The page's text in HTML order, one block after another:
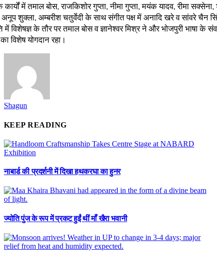
में तमाल बोस, राजकिशोर गुप्ता, नीमा गुप्ता, मयंक यादव, रीमा सक्सेना,
अनूप शुक्ला, अम्बरीश चतुर्वेदी के साथ संगीत पक्ष में अनादि खरे व सांवरे चैन
में विशेषज्ञ के तौर पर तमाल बोस व ज्ञानेश्वर मिश्र ने और भोजपुरी भाषा के
विशेष योगदान रहा।
Shagun
KEEP READING
नाबार्ड की प्रदर्शनी में दिखा हथकरघा का हुनर
ज्योति पुंज के रूप में प्रकट हुईं थीं माँ खैरा भवानी